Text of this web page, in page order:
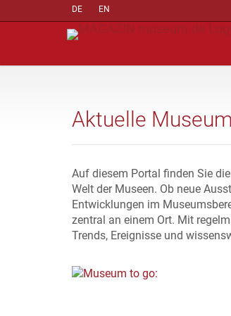
DE EN
Aktuelle
Auf diesem Portal finden Sie
Welt der Museen. Ob neue
Entwicklungen im
zentral an einem Ort. Mit
Trends, Ereignisse und